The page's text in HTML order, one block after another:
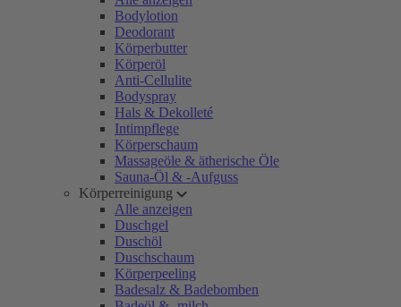
Bodylotion
Deodorant
Körperbutter
Körperöl
Anti-Cellulite
Bodyspray
Hals & Dekolleté
Intimpflege
Körperschaum
Massageöle & ätherische Öle
Sauna-Öl & -Aufguss
Körperreinigung
Alle anzeigen
Duschgel
Duschöl
Duschschaum
Körperpeeling
Badesalz & Badebomben